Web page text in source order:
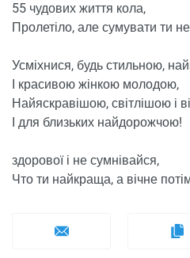
55 чудових життя кола,
Пролетіло, але сумувати ти
Усміхнися, будь стильною,
І красивою жінкою молодою,
Найяскравішою, світлішою і
І для близьких найдорожчою!
здорової і не сумнівайся,
Что ти найкраща, а вічне